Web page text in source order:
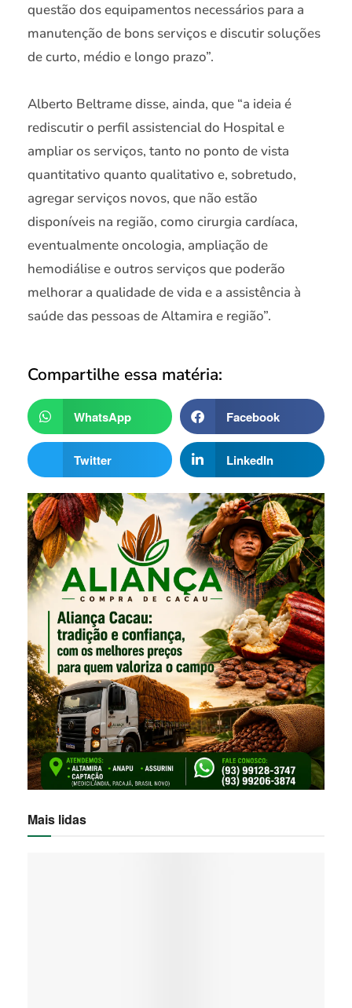
questão dos equipamentos necessários para a
manutenção de bons serviços e discutir soluções
de curto, médio e longo prazo”.
Alberto Beltrame disse, ainda, que “a ideia é
rediscutir o perfil assistencial do Hospital e
ampliar os serviços, tanto no ponto de vista
quantitativo quanto qualitativo e, sobretudo,
agregar serviços novos, que não estão
disponíveis na região, como cirurgia cardíaca,
eventualmente oncologia, ampliação de
hemodiálise e outros serviços que poderão
melhorar a qualidade de vida e a assistência à
saúde das pessoas de Altamira e região”.
Compartilhe essa matéria:
WhatsApp Facebook
Twitter LinkedIn
Mais lidas